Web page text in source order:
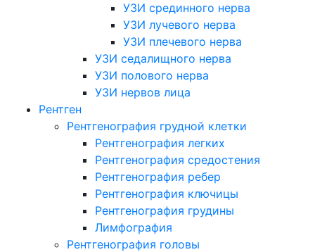
УЗИ срединного нерва
УЗИ лучевого нерва
УЗИ плечевого нерва
УЗИ седалищного нерва
УЗИ полового нерва
УЗИ нервов лица
Рентген
Рентгенография грудной клетки
Рентгенография легких
Рентгенография средостения
Рентгенография ребер
Рентгенография ключицы
Рентгенография грудины
Лимфография
Рентгенография головы